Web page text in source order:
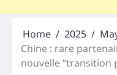
Home 2025
Chine : rare
nouvelle ”transition